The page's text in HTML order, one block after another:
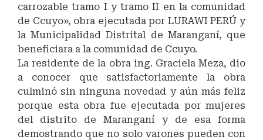
carrozable tramo I y tramo II en la comunidad
de Ccuyo», obra ejecutada por LURAWI PERÚ y
la Municipalidad Distrital de Maranganí, que
beneficiara a la comunidad de Ccuyo.
La residente de la obra ing. Graciela Meza, dio
a conocer que satisfactoriamente la obra
culminó sin ninguna novedad y aún más feliz
porque esta obra fue ejecutada por mujeres
del distrito de Maranganí y de esa forma
demostrando que no solo varones pueden con